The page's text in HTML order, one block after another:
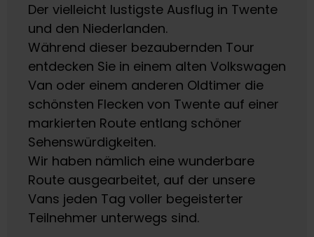
Der vielleicht lustigste Ausflug in Twente
und den Niederlanden.
Während dieser bezaubernden Tour
entdecken Sie in einem alten Volkswagen
Van oder einem anderen Oldtimer die
schönsten Flecken von Twente auf einer
markierten Route entlang schöner
Sehenswürdigkeiten.
Wir haben nämlich eine wunderbare
Route ausgearbeitet, auf der unsere
Vans jeden Tag voller begeisterter
Teilnehmer unterwegs sind.